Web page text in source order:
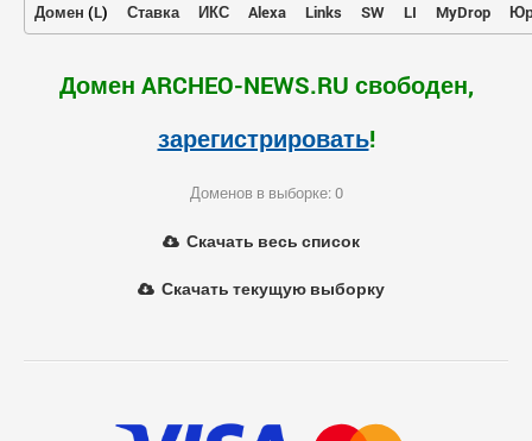
Домен (L) Ставка ИКС Alexa Links SW LI MyDrop
Домен ARCHEO-NEWS.RU свободен,
зарегистрировать!
Доменов в выборке: 0
Скачать весь список
Скачать текущую выборку